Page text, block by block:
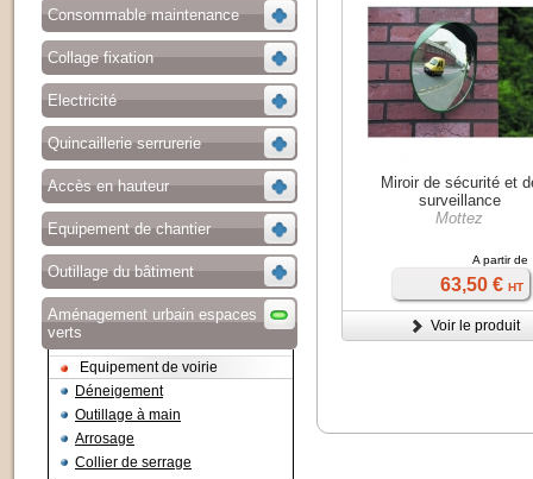
Consommable maintenance
Collage fixation
Electricité
Quincaillerie serrurerie
Accès en hauteur
Equipement de chantier
Outillage du bâtiment
Aménagement urbain espaces
verts
Equipement de voirie
Déneigement
Outillage à main
Arrosage
Collier de serrage
Miroir de sécurité et
surveillance
Mottez
A partir de
63,50 € HT
Voir le produit